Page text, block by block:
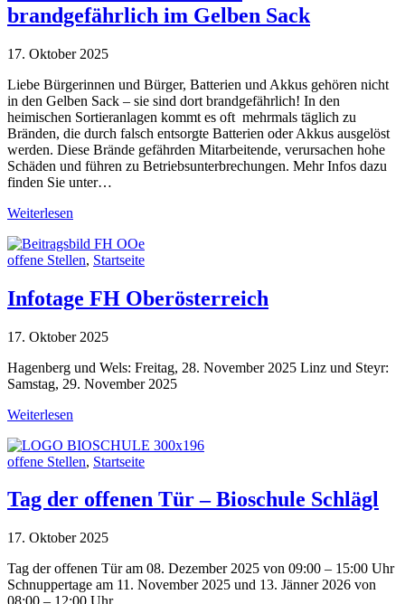
brandgefährlich im Gelben Sack
17. Oktober 2025
Liebe Bürgerinnen und Bürger, Batterien und Akkus gehören nicht
in den Gelben Sack – sie sind dort brandgefährlich! In den
heimischen Sortieranlagen kommt es oft mehrmals täglich zu
Bränden, die durch falsch entsorgte Batterien oder Akkus ausgelöst
werden. Diese Brände gefährden Mitarbeitende, verursachen hohe
Schäden und führen zu Betriebsunterbrechungen. Mehr Infos dazu
finden Sie unter…
Weiterlesen
offene Stellen, Startseite
Infotage FH Oberösterreich
17. Oktober 2025
Hagenberg und Wels: Freitag, 28. November 2025 Linz und Steyr:
Samstag, 29. November 2025
Weiterlesen
offene Stellen, Startseite
Tag der offenen Tür – Bioschule Schlägl
17. Oktober 2025
Tag der offenen Tür am 08. Dezember 2025 von 09:00 – 15:00 Uhr
Schnuppertage am 11. November 2025 und 13. Jänner 2026 von